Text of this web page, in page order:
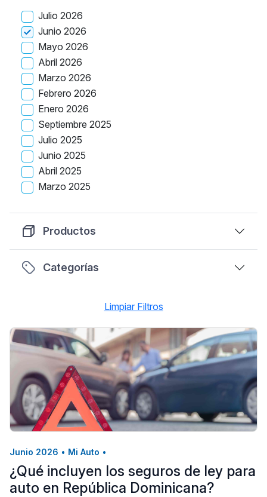
Julio 2026
Junio 2026
Mayo 2026
Abril 2026
Marzo 2026
Febrero 2026
Enero 2026
Septiembre 2025
Julio 2025
Junio 2025
Abril 2025
Marzo 2025
Productos
Categorías
Limpiar Filtros
Junio 2026 • Mi Auto •
¿Qué incluyen los seguros de ley para
auto en República Dominicana?